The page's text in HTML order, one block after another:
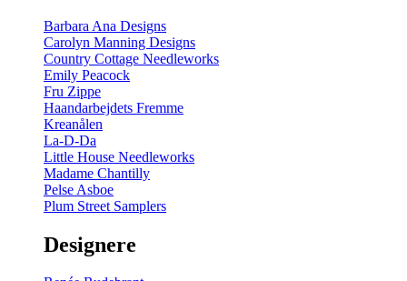
Barbara Ana Designs
Carolyn Manning Designs
Country Cottage Needleworks
Emily Peacock
Fru Zippe
Haandarbejdets Fremme
Kreanålen
La-D-Da
Little House Needleworks
Madame Chantilly
Pelse Asboe
Plum Street Samplers
Designere